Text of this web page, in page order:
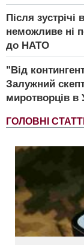
Після
неможливе ні
до НАТО
"Від
Залужний
миротворців в
ГОЛОВНІ СТАТТІ